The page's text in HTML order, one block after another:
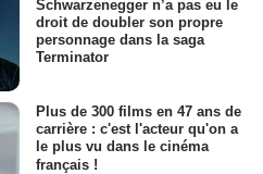
Schwarzenegger n’a pas eu le
droit de doubler son propre
personnage dans la saga
Terminator
Plus de 300 films en 47 ans de
carrière : c'est l'acteur qu'on a
le plus vu dans le cinéma
français !